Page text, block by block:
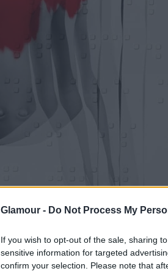
Glamour - Do Not Process My
If you wish to opt-out of the sale, sharing
sensitive information for targeted
confirm your selection. Please note that